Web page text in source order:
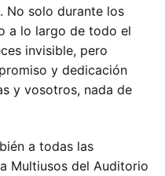
No solo durante los
a lo largo de todo el
invisible, pero
y dedicación
y vosotros, nada de
a todas las
Multiusos del Auditorio